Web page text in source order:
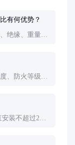
有何优势？
绝缘、重量轻
、防火等级等
装不超过2